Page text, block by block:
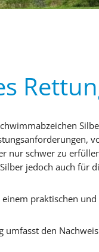
nur schwer zu
jedoch auch für
praktischen
umfasst den